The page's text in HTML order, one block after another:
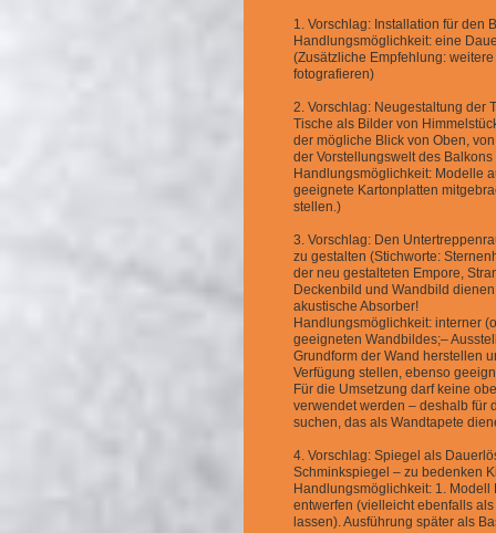
1. Vorschlag: Installation für den
Handlungsmöglichkeit: eine
(Zusätzliche Empfehlung:
fotografieren)
2. Vorschlag: Neugestaltung der
Tische als Bilder von
der mögliche Blick von Oben,
der Vorstellungswelt des
Handlungsmöglichkeit: Modelle
geeignete Kartonplatten
stellen.)
3. Vorschlag: Den
zu gestalten (Stichworte:
der neu gestalteten Empore,
Deckenbild und Wandbild
akustische Absorber!
Handlungsmöglichkeit: interner
geeigneten Wandbildes;–
Grundform der Wand herstellen
Verfügung stellen, ebenso
Für die Umsetzung darf keine
verwendet werden – deshalb für
suchen, das als Wandtapete
4. Vorschlag: Spiegel als
Schminkspiegel – zu bedenken
Handlungsmöglichkeit: 1.
entwerfen (vielleicht ebenfalls
lassen). Ausführung später als